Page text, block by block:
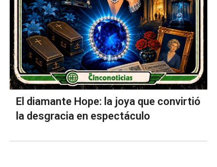
El diamante Hope: la joya que convirtió
la desgracia en espectáculo